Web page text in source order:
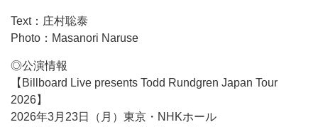
Text：庄村聡泰
Photo：Masanori Naruse
◎公演情報
【Billboard Live presents Todd Rundgren Japan Tour
2026】
2026年3月23日（月）東京・NHKホール